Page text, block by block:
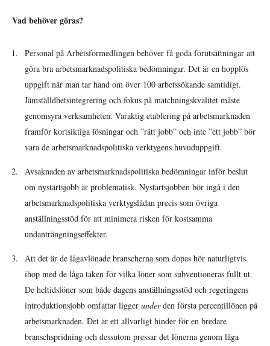
Vad behöver göras?
Personal på Arbetsförmedlingen behöver få goda förutsättningar att
göra bra arbetsmarknadspolitiska bedömningar. Det är en hopplös
uppgift när man tar hand om över 100 arbetssökande samtidigt.
Jämställdhetsintegrering och fokus på matchningskvalitet måste
genomsyra verksamheten. Varaktig etablering på arbetsmarknaden
framför kortsiktiga lösningar och ”rätt jobb” och inte ”ett jobb” bör
vara de arbetsmarknadspolitiska verktygens huvuduppgift.
Avsaknaden av arbetsmarknadspolitiska bedömningar inför beslut
om nystartsjobb är problematisk. Nystartsjobben bör ingå i den
arbetsmarknadspolitiska verktygslådan precis som övriga
anställningsstöd för att minimera risken för kostsamma
undanträngningseffekter.
Att det är de lågavlönade branscherna som dopas hör naturligtvis
ihop med de låga taken för vilka löner som subventioneras fullt ut.
De heltidslöner som både dagens anställningsstöd och regeringens
introduktionsjobb omfattar ligger underden första percentillönen på
arbetsmarknaden. Det är ett allvarligt hinder för en bredare
branschspridning och dessutom pressar det lönerna genom låga